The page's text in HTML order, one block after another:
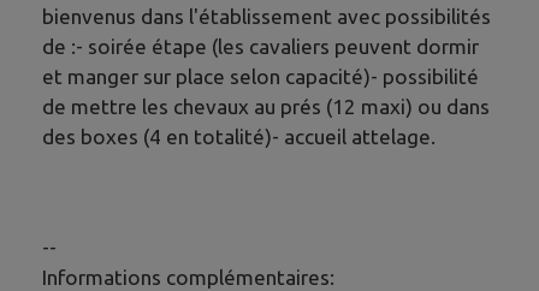
bienvenus dans l'établissement avec possibilités
de :- soirée étape (les cavaliers peuvent dormir
et manger sur place selon capacité)- possibilité
de mettre les chevaux au prés (12 maxi) ou dans
des boxes (4 en totalité)- accueil attelage.
--
Informations complémentaires: